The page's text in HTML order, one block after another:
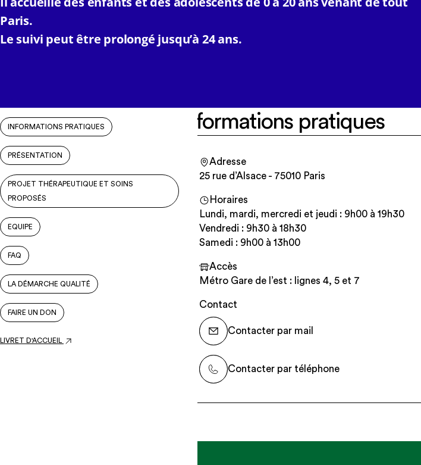
Paris.
Le suivi peut être prolongé jusqu’à 24 ans.
INFORMATIONS PRATIQUES
PRÉSENTATION
PROJET THÉRAPEUTIQUE ET SOINS
PROPOSÉS
EQUIPE
FAQ
LA DÉMARCHE QUALITÉ
FAIRE UN DON
LIVRET D'ACCUEIL
Informations pratiques
Adresse
25 rue d’Alsace - 75010 Paris
Horaires
Lundi, mardi, mercredi et jeudi : 9h00 à 19h30
Vendredi : 9h30 à 18h30
Samedi : 9h00 à 13h00
Accès
Métro Gare de l’est : lignes 4, 5 et 7
Contact
Contacter par mail
Contacter par téléphone